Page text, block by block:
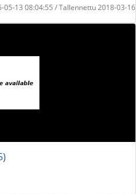
05-13 08:04:55 / Tallennettu 2018-03-16